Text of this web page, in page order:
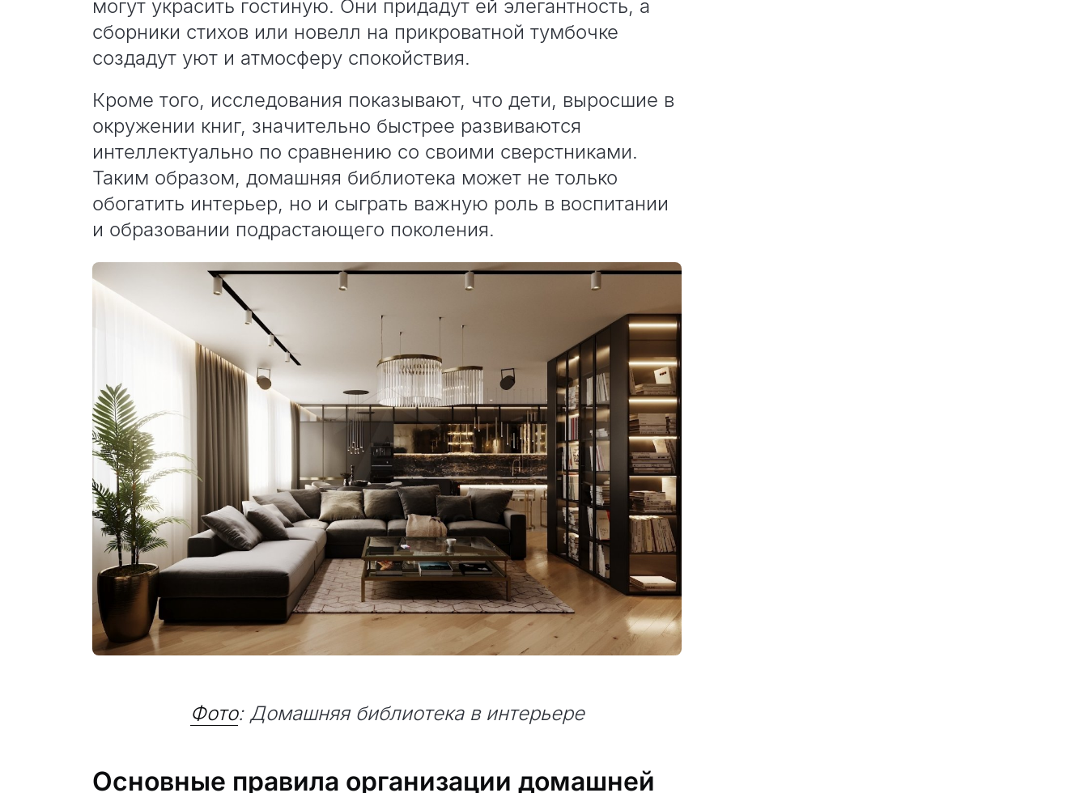
могут украсить гостиную. Они придадут ей элегантность, а
сборники стихов или новелл на прикроватной тумбочке
создадут уют и атмосферу спокойствия.
Кроме того, исследования показывают, что дети, выросшие в
окружении книг, значительно быстрее развиваются
интеллектуально по сравнению со своими сверстниками.
Таким образом, домашняя библиотека может не только
обогатить интерьер, но и сыграть важную роль в воспитании
и образовании подрастающего поколения.
Фото: Домашняя библиотека в интерьере
Основные правила организации домашней